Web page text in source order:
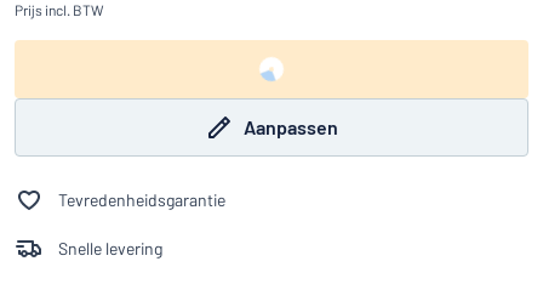
Prijs incl. BTW
Aanpassen
Tevredenheidsgarantie
Snelle levering